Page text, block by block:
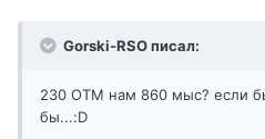
Gorski-RSO писал:
230 ОТМ нам 860 мыс? если
бы...:D